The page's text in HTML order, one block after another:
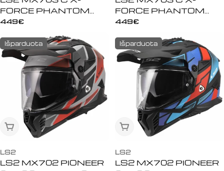
FORCE PHANTOM
Helmet White Blue Red
Įprasta
449€
FORCE PHANTOM
Helmet Blue White
Įprasta
449€
Išparduota
Išparduota
LS2
LS2 MX702 PIONEER
Išparduota
Išparduota
LS2
LS2 MX702 PIONEER